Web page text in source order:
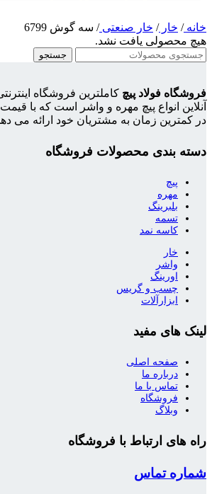
خانه/ خار/ خار صنعتی/ سه گوش 6799
هیچ محصولی یافت نشد.
جستجو
فروشگاه فولاد پیچ کاملترین فروشگاه
آنلاین انواع پیچ مهره و واشر است که با
در کمترین زمان به مشتریان خود ارائه می
دسته بندی محصولات فروشگاه
پیچ
مهره
بلبرینگ
تسمه
کاسه نمد
خار
واشر
اورینگ
چسب و گریس
ابزارآلات
لینک های مفید
صفحه اصلی
درباره ما
تماس با ما
فروشگاه
وبلاگ
راه های ارتباط با فروشگاه
شماره تماس